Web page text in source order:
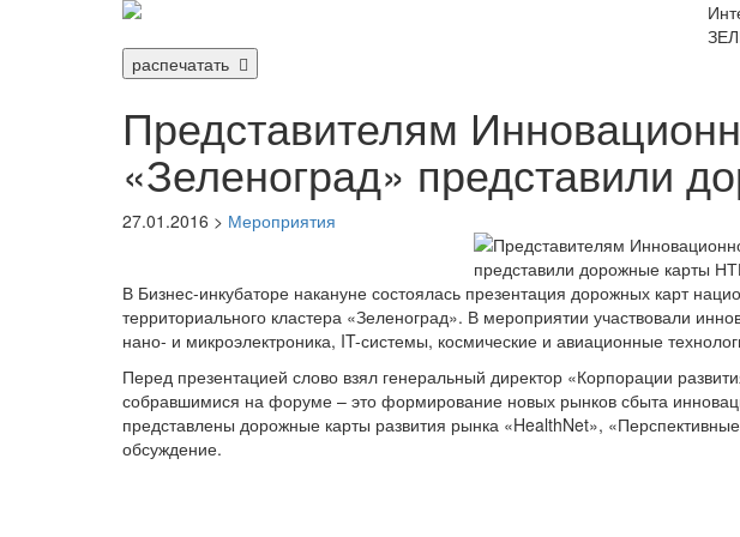
распечатать
Представителям
«Зеленоград» представили
27.01.2016 > Мероприятия
В Бизнес-инкубаторе накануне состоялась презентация дорожных карт
территориального кластера «Зеленоград». В мероприятии участвовали
нано- и микроэлектроника, IT-системы, космические и авиационные
Перед презентацией слово взял генеральный директор «Корпорации
собравшимися на форуме – это формирование новых рынков сбыта
представлены дорожные карты развития рынка «HealthNet»,
обсуждение.